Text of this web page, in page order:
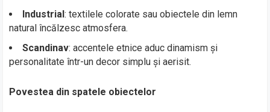
Industrial: textilele colorate sau obiectele din lemn
natural încălzesc atmosfera.
Scandinav: accentele etnice aduc dinamism și
personalitate într-un decor simplu și aerisit.
Povestea din spatele obiectelor